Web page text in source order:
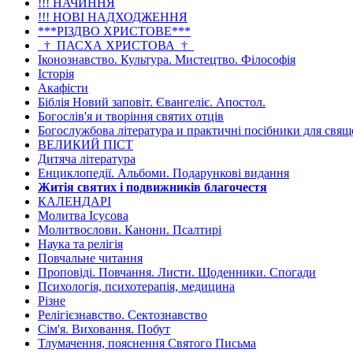
!!! НАЧИННЯ
!!! НОВІ НАДХОДЖЕННЯ
***РІЗДВО ХРИСТОВЕ***
_†_ПАСХА ХРИСТОВА_†_
Іконознавство. Культура. Мистецтво. Філософія
Історія
Акафісти
Біблія Новий заповіт. Євангеліє. Апостол.
Богослів'я и творіння святих отців
Богослужбова література и практичні посібники для
ВЕЛИКИЙ ПІСТ
Дитяча література
Енциклопедії. Альбоми. Подарункові видання
Житія святих і подвижників благочестя
КАЛЕНДАРІ
Молитва Ісусова
Молитвослови. Канони. Псалтирі
Наука та релігія
Повчальне читання
Проповіді. Повчання. Листи. Щоденники. Спогади
Психологія, психотерапія, медицина
Різне
Релігієзнавство. Сектознавство
Сім'я. Виховання. Побут
Тлумачення, пояснення Святого Письма